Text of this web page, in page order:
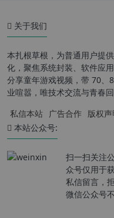
关于我们
本扎根草根，为普通用户提
化，聚焦系统封装、软件应
分享童年游戏视频，带 70、
业喧嚣，唯技术交流与青春
私信本站 广告合作 版权声
本站公众号:
扫一扫关注
众号仅用于
私信留言，
微信公众号